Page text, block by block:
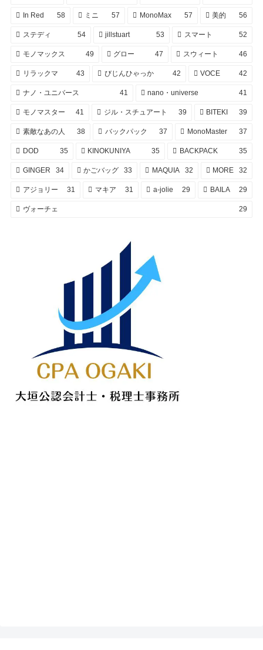
In Red 58 ミニ 57 MonoMax 57 美的 56
ステディ 54 jillstuart 53 スマート 52
モノマックス 49 グロー 47 スウィート 46
リラックマ 43 びじんひゃっか 42 VOCE 42
ナノ・ユニバース 41 nano・universe 41
モノマスター 41 ジル・スチュアート 39 BITEKI 39
素敵なあの人 38 バックパック 37 MonoMaster 37
DOD 35 KINOKUNIYA 35 BACKPACK 35
GINGER 34 かごバッグ 33 MAQUIA 32 MORE 32
アジョリー 31 マキア 31 a-jolie 29 BAILA 29
ヴォーチェ 29